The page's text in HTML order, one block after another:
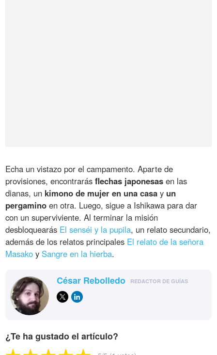
Echa un vistazo por el campamento. Aparte de
provisiones, encontrarásflechas japonesas en las
dianas, un kimono de mujer en una casa y un
pergamino en otra. Luego, sigue a Ishikawa para dar
con un superviviente. Al terminar la misión
desbloquearás El senséi y la pupila, un relato secundario,
además de los relatos principales El relato de la señora
Masako y Sangre en la hierba.
César Rebolledo REDACTOR DE GUÍAS
¿Te ha gustado el artículo?